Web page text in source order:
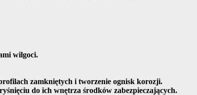
wilgoci.
zamkniętych i tworzenie ognisk korozji.
do ich wnętrza środków zabezpieczających.